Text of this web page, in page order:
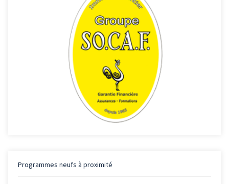
Programmes neufs à proximité